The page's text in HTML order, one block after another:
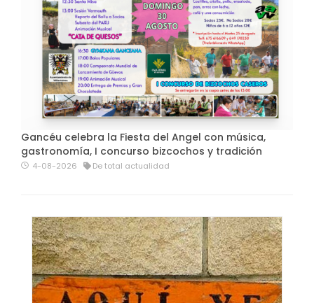
Gancéu celebra la Fiesta del Angel con música,
gastronomía, I concurso bizcochos y tradición
4-08-2026 De total actualidad